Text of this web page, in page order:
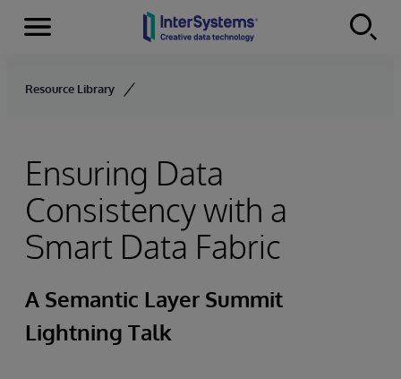
Skip to content
Menu
Resource Library
Ensuring Data
Consistency with a
Smart Data Fabric
A Semantic Layer Summit
Lightning Talk